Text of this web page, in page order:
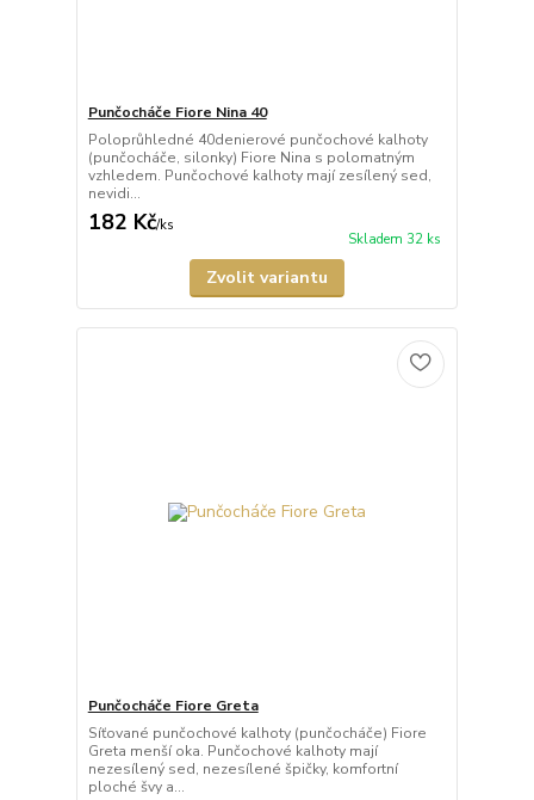
Punčocháče Fiore Nina 40
Poloprůhledné 40denierové punčochové kalhoty
(punčocháče, silonky) Fiore Nina s polomatným
vzhledem. Punčochové kalhoty mají zesílený sed,
nevidi...
182 Kč/ks
Skladem 32 ks
Zvolit variantu
Punčocháče Fiore Greta
Síťované punčochové kalhoty (punčocháče) Fiore
Greta menší oka. Punčochové kalhoty mají
nezesílený sed, nezesílené špičky, komfortní
ploché švy a...